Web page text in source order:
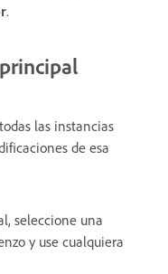
.
las instancias
de esa
seleccione una
y use cualquiera